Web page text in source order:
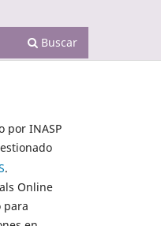
Buscar
por INASP
.
Online
para